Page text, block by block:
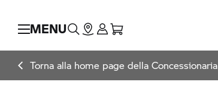
MENU
Torna alla home page della Concessionaria